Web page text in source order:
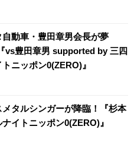
動車・豊田章男会長が夢
vs豊田章男 supported by 三四
ニッポン0(ZERO)』
タルシンガーが降臨！『杉本
イトニッポン0(ZERO)』